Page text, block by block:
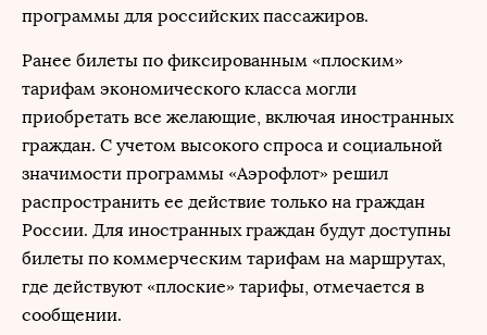
программы для российских пассажиров.
Ранее билеты по фиксированным «плоским»
тарифам экономического класса могли
приобретать все желающие, включая иностранных
граждан. С учетом высокого спроса и социальной
значимости программы «Аэрофлот» решил
распространить ее действие только на граждан
России. Для иностранных граждан будут доступны
билеты по коммерческим тарифам на маршрутах,
где действуют «плоские» тарифы, отмечается в
сообщении.